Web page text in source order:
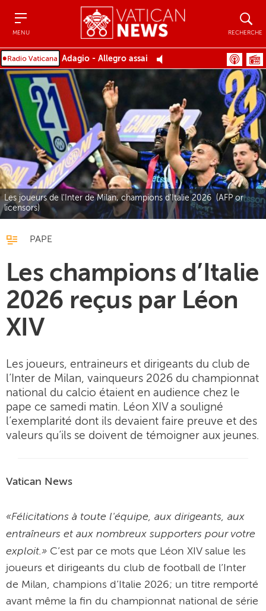
MENU RECHERCHE
Adagio - Allegro assai
Les joueurs de l'Inter de Milan, champions d'Italie 2026 (AFP or
licensors)
PAPE
Les champions d’Italie
2026 reçus par Léon
XIV
Les joueurs, entraineurs et dirigeants du club de
l’Inter de Milan, vainqueurs 2026 du championnat
national du calcio étaient en audience chez le
pape ce samedi matin. Léon XIV a souligné
l’exemplarité dont ils devaient faire preuve et des
valeurs qu’ils se doivent de témoigner aux jeunes.
Vatican News
«Félicitations à toute l'équipe, aux dirigeants, aux
entraîneurs et aux nombreux supporters pour votre
exploit.» C’est par ce mots que Léon XIV salue les
joueurs et dirigeants du club de football de l’Inter
de Milan, champions d’Italie 2026; un titre remporté
avant même la fin du championnat national de série